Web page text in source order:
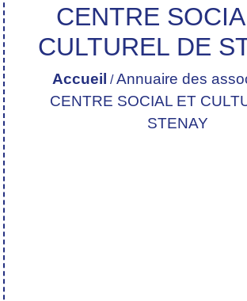
CENTRE
CULTUREL DE
Accueil /Annuaire des
CENTRE SOCIAL ET
STENAY